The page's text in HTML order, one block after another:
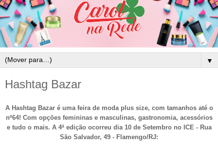
▼
Hashtag Bazar
A Hashtag Bazar é uma feira de moda plus size, com tamanhos até o
nº64! Com opções femininas e masculinas, gastronomia, acessórios
e tudo o mais. A 4ª edição ocorreu dia 10 de Setembro no ICE - Rua
São Salvador, 49 - Flamengo/RJ: